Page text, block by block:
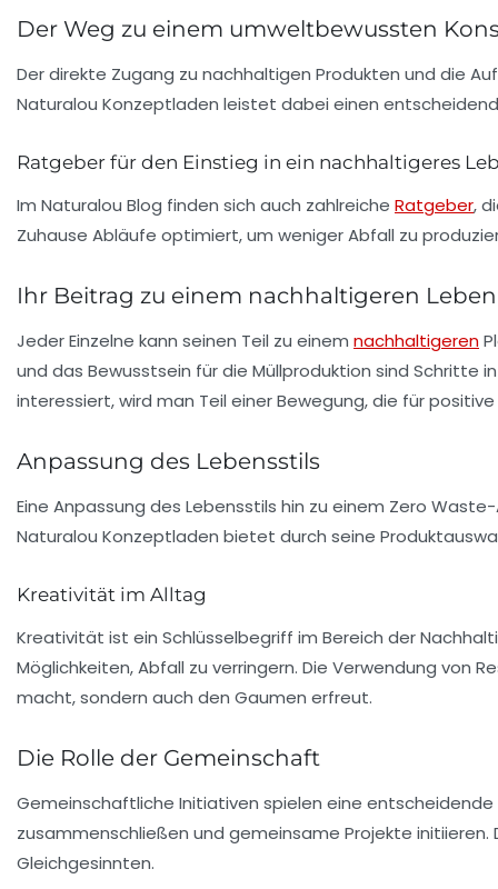
Der Weg zu einem umweltbewussten
Der direkte Zugang zu nachhaltigen Produkten und die
Naturalou Konzeptladen leistet dabei einen
Ratgeber für den Einstieg in ein nachhaltigeres
Im Naturalou Blog finden sich auch zahlreiche Ratgeber,
Zuhause Abläufe optimiert, um weniger Abfall zu
Ihr Beitrag zu einem nachhaltigeren Leben
Jeder Einzelne kann seinen Teil zu einem nachhaltigeren
und das Bewusstsein für die Müllproduktion sind Schritte
interessiert, wird man Teil einer Bewegung, die für
Anpassung des Lebensstils
Eine Anpassung des Lebensstils hin zu einem Zero Waste-
Naturalou Konzeptladen bietet durch seine
Kreativität im Alltag
Kreativität ist ein Schlüsselbegriff im Bereich der
Möglichkeiten, Abfall zu verringern. Die Verwendung von
macht, sondern auch den Gaumen erfreut.
Die Rolle der Gemeinschaft
Gemeinschaftliche Initiativen spielen eine
zusammenschließen und gemeinsame Projekte
Gleichgesinnten.